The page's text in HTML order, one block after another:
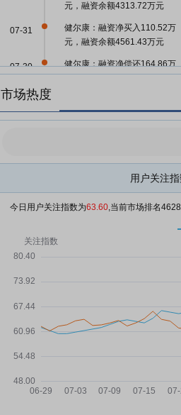
元，融资余额4313.72万元
健尔康：融资净买入110.52万
元，融资余额4561.43万元
07-31
健尔康：融资净偿还164.86万
07-30
融资余额4615.77万元
07-29
健尔康：融资净偿还19.91万元
健尔康：融资净偿还4.33万元
07-24
07-23
07-22
健尔康7月21日加速下跌
07-20
市场热度
用户关注
今日用户关注指数为63.60,当前市场排名4628